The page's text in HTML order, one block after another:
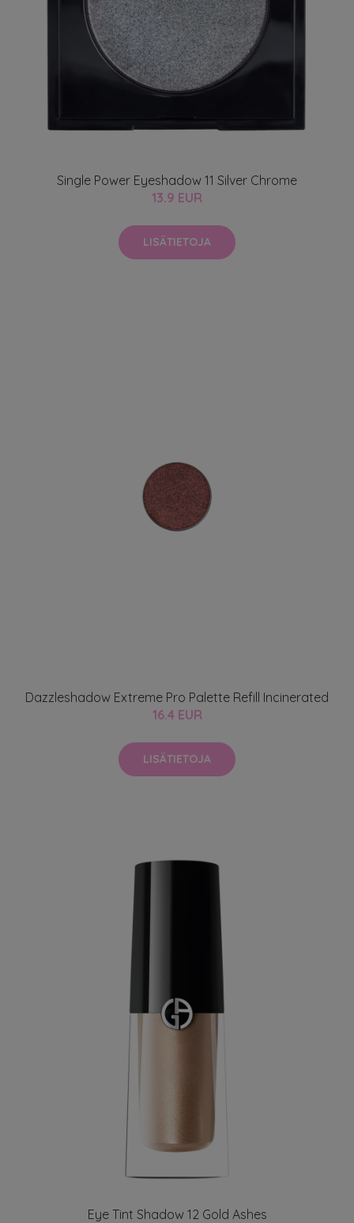
Single Power Eyeshadow 11 Silver Chrome
13.9 EUR
LISÄTIETOJA
Dazzleshadow Extreme Pro Palette Refill Incinerated
16.4 EUR
LISÄTIETOJA
Eye Tint Shadow 12 Gold Ashes